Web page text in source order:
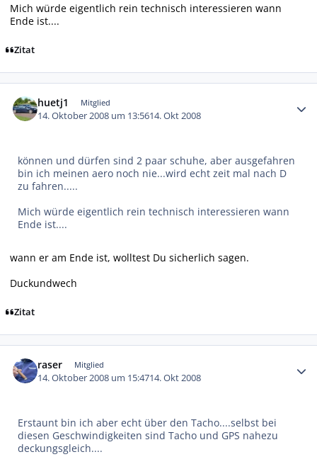
Mich würde eigentlich rein technisch interessieren wann
Ende ist....
Zitat
huetj1 Mitglied
14. Oktober 2008 um 13:5614. Okt 2008
können und dürfen sind 2 paar schuhe, aber ausgefahren
bin ich meinen aero noch nie...wird echt zeit mal nach D
zu fahren.....
Mich würde eigentlich rein technisch interessieren wann
Ende ist....
wann er am Ende ist, wolltest Du sicherlich sagen.
Duckundwech
Zitat
raser Mitglied
14. Oktober 2008 um 15:4714. Okt 2008
Erstaunt bin ich aber echt über den Tacho....selbst bei
diesen Geschwindigkeiten sind Tacho und GPS nahezu
deckungsgleich....